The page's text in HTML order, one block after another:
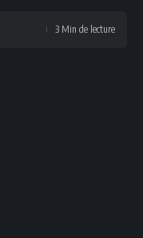
3 Min de lecture